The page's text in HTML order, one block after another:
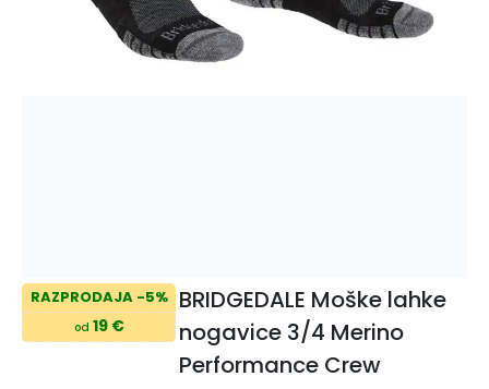
RAZPRODAJA -5%
od 19 €
BRIDGEDALE Moške lahke
nogavice 3/4 Merino
Performance Crew